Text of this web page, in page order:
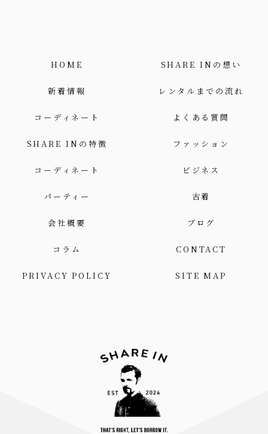
HOME SHARE INの想い
新着情報 レンタルまでの流れ
コーディネート よくある質問
SHARE INの特徴 ファッション
コーディネート ビジネス
パーティー 古着
会社概要 ブログ
コラム CONTACT
PRIVACY POLICY SITE MAP